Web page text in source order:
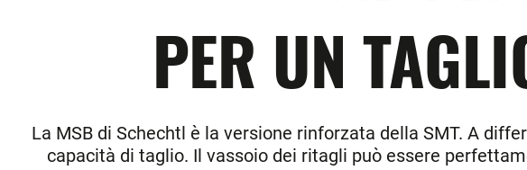
PER UN
La MSB di Schechtl è la versione rinforzata della SMT. A
capacità di taglio. Il vassoio dei ritagli può essere